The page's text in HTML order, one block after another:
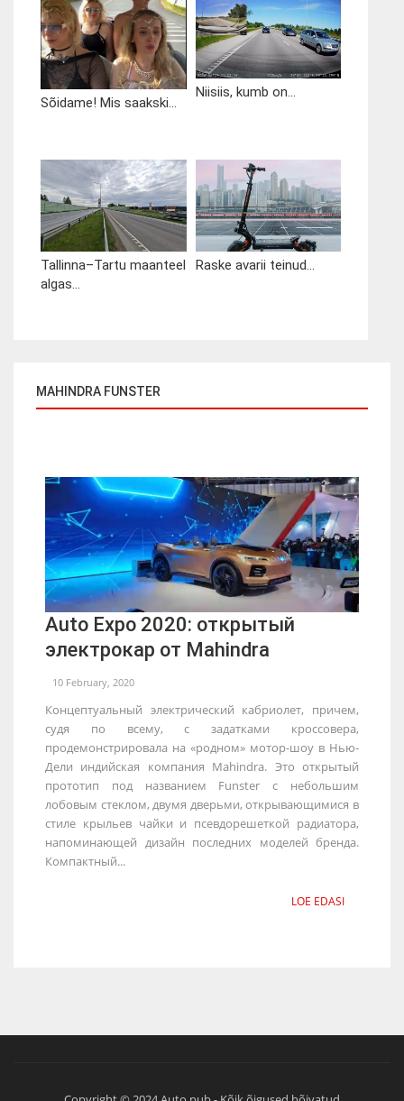
Sõidame! Mis saakski...
Niisiis, kumb on...
Tallinna–Tartu maanteel
algas...
Raske avarii teinud...
MAHINDRA FUNSTER
Auto Expo 2020: открытый
электрокар от Mahindra
10 February, 2020
Концептуальный электрический кабриолет, причем,
судя по всему, с задатками кроссовера,
продемонстрировала на «родном» мотор-шоу в Нью-
Дели индийская компания Mahindra. Это открытый
прототип под названием Funster с небольшим
лобовым стеклом, двумя дверьми, открывающимися в
стиле крыльев чайки и псевдорешеткой радиатора,
напоминающей дизайн последних моделей бренда.
Компактный...
LOE EDASI